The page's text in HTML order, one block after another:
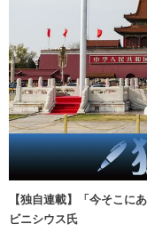
【独自連載】「今そこに
ビニシウス氏